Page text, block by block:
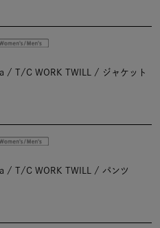
/ T/C WORK TWILL / ジャケット
/ T/C WORK TWILL / パンツ